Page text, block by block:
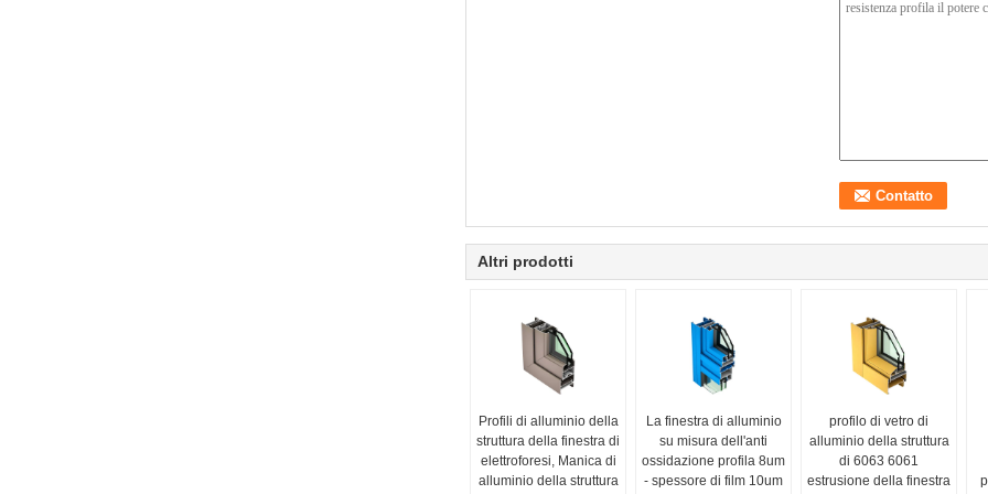
Altri prodotti
Profili di alluminio della
struttura della finestra di
elettroforesi, Manica di
alluminio della struttura
La finestra di alluminio
su misura dell'anti
ossidazione profila 8um
- spessore di film 10um
profilo di vetro di
alluminio della struttura
di 6063 6061
estrusione della finestra